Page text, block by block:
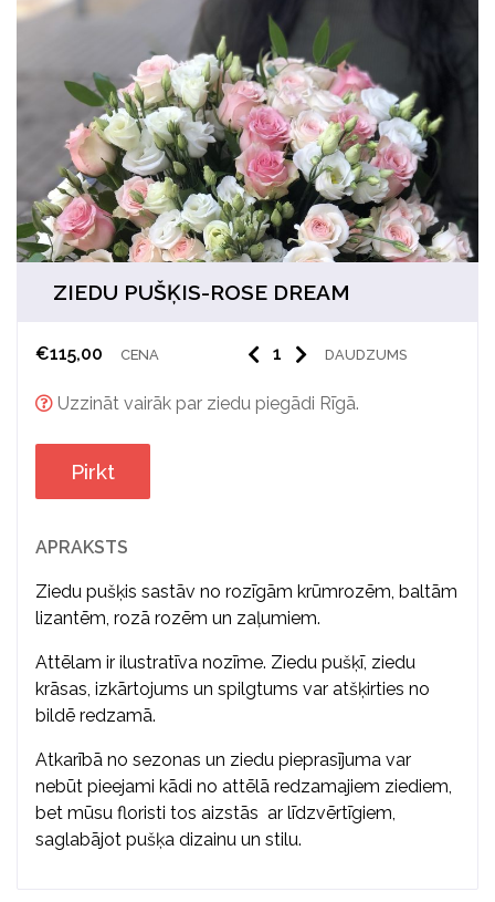
ZIEDU PUŠĶIS-ROSE DREAM
€115,00 CENA DAUDZUMS
Uzzināt vairāk par ziedu piegādi Rīgā.
Pirkt
APRAKSTS
Ziedu pušķis sastāv no rozīgām krūmrozēm, baltām
lizantēm, rozā rozēm un zaļumiem.
Attēlam ir ilustratīva nozīme. Ziedu pušķī, ziedu
krāsas, izkārtojums un spilgtums var atšķirties no
bildē redzamā.
Atkarībā no sezonas un ziedu pieprasījuma var
nebūt pieejami kādi no attēlā redzamajiem ziediem,
bet mūsu floristi tos aizstās ar līdzvērtīgiem,
saglabājot pušķa dizainu un stilu.